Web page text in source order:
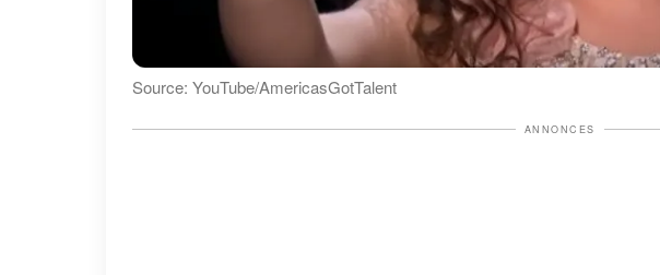
Source: YouTube/AmericasGotTalent
ANNONCES